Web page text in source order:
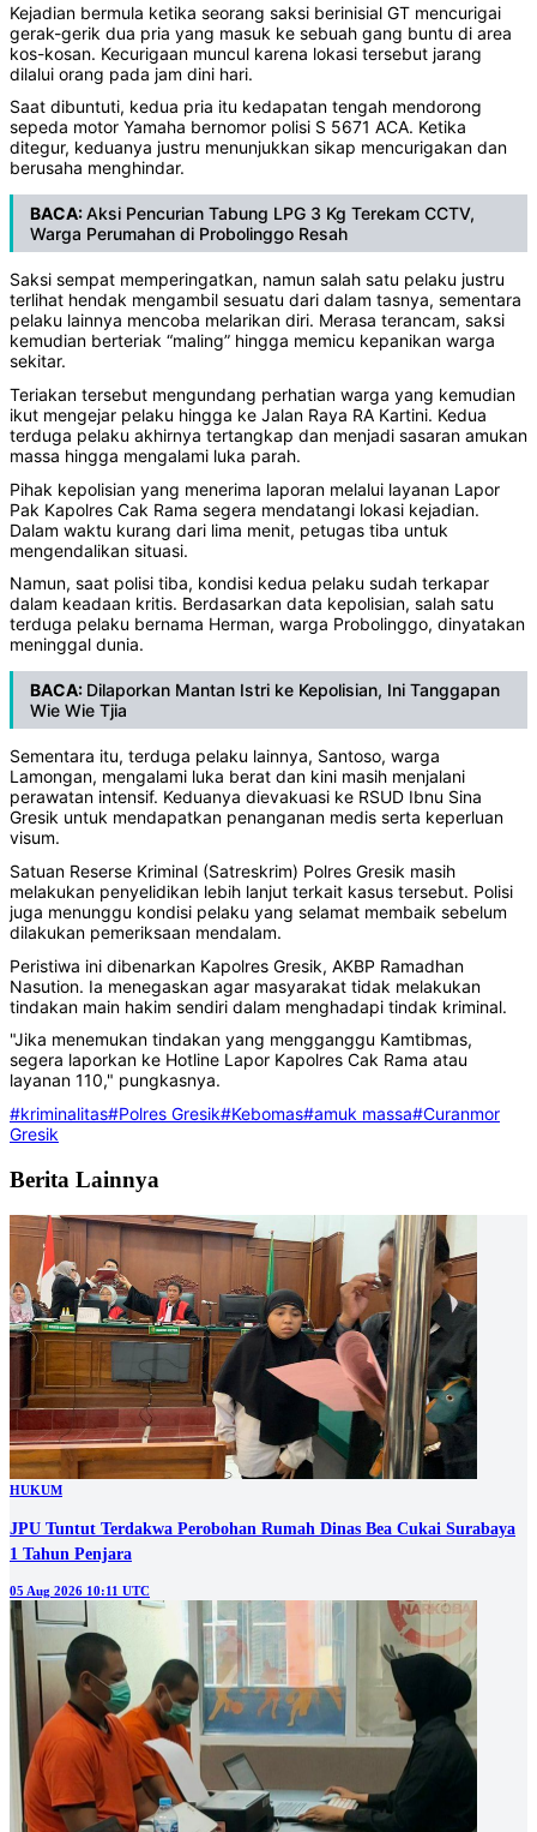
Kejadian bermula ketika seorang saksi berinisial GT mencurigai
gerak-gerik dua pria yang masuk ke sebuah gang buntu di area
kos-kosan. Kecurigaan muncul karena lokasi tersebut jarang
dilalui orang pada jam dini hari.
Saat dibuntuti, kedua pria itu kedapatan tengah mendorong
sepeda motor Yamaha bernomor polisi S 5671 ACA. Ketika
ditegur, keduanya justru menunjukkan sikap mencurigakan dan
berusaha menghindar.
BACA:Aksi Pencurian Tabung LPG 3 Kg Terekam CCTV,
Warga Perumahan di Probolinggo Resah
Saksi sempat memperingatkan, namun salah satu pelaku justru
terlihat hendak mengambil sesuatu dari dalam tasnya, sementara
pelaku lainnya mencoba melarikan diri. Merasa terancam, saksi
kemudian berteriak “maling” hingga memicu kepanikan warga
sekitar.
Teriakan tersebut mengundang perhatian warga yang kemudian
ikut mengejar pelaku hingga ke Jalan Raya RA Kartini. Kedua
terduga pelaku akhirnya tertangkap dan menjadi sasaran amukan
massa hingga mengalami luka parah.
Pihak kepolisian yang menerima laporan melalui layanan Lapor
Pak Kapolres Cak Rama segera mendatangi lokasi kejadian.
Dalam waktu kurang dari lima menit, petugas tiba untuk
mengendalikan situasi.
Namun, saat polisi tiba, kondisi kedua pelaku sudah terkapar
dalam keadaan kritis. Berdasarkan data kepolisian, salah satu
terduga pelaku bernama Herman, warga Probolinggo, dinyatakan
meninggal dunia.
BACA: Dilaporkan Mantan Istri ke Kepolisian, Ini Tanggapan
Wie Wie Tjia
Sementara itu, terduga pelaku lainnya, Santoso, warga
Lamongan, mengalami luka berat dan kini masih menjalani
perawatan intensif. Keduanya dievakuasi ke RSUD Ibnu Sina
Gresik untuk mendapatkan penanganan medis serta keperluan
visum.
Satuan Reserse Kriminal (Satreskrim) Polres Gresik masih
melakukan penyelidikan lebih lanjut terkait kasus tersebut. Polisi
juga menunggu kondisi pelaku yang selamat membaik sebelum
dilakukan pemeriksaan mendalam.
Peristiwa ini dibenarkan Kapolres Gresik, AKBP Ramadhan
Nasution. Ia menegaskan agar masyarakat tidak melakukan
tindakan main hakim sendiri dalam menghadapi tindak kriminal.
"Jika menemukan tindakan yang mengganggu Kamtibmas,
segera laporkan ke Hotline Lapor Kapolres Cak Rama atau
layanan 110," pungkasnya.
#kriminalitas#Polres Gresik#Kebomas#amuk massa#Curanmor
Gresik
Berita Lainnya
HUKUM
JPU Tuntut Terdakwa Perobohan Rumah Dinas Bea Cukai Surabaya
1 Tahun Penjara
05 Aug 2026 10:11 UTC